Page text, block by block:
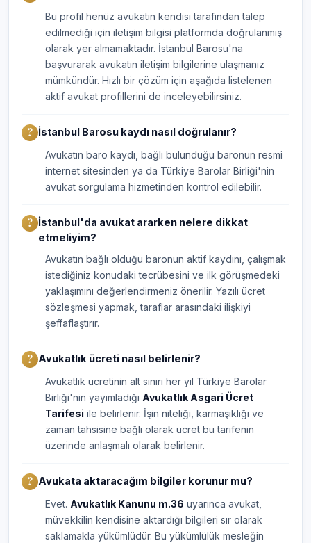
Bu profil henüz avukatın kendisi tarafından talep
edilmediği için iletişim bilgisi platformda doğrulanmış
olarak yer almamaktadır. İstanbul Barosu'na
başvurarak avukatın iletişim bilgilerine ulaşmanız
mümkündür. Hızlı bir çözüm için aşağıda listelenen
aktif avukat profillerini de inceleyebilirsiniz.
İstanbul Barosu kaydı nasıl doğrulanır?
Avukatın baro kaydı, bağlı bulunduğu baronun resmi
internet sitesinden ya da Türkiye Barolar Birliği'nin
avukat sorgulama hizmetinden kontrol edilebilir.
İstanbul'da avukat ararken nelere dikkat
etmeliyim?
Avukatın bağlı olduğu baronun aktif kaydını, çalışmak
istediğiniz konudaki tecrübesini ve ilk görüşmedeki
yaklaşımını değerlendirmeniz önerilir. Yazılı ücret
sözleşmesi yapmak, taraflar arasındaki ilişkiyi
şeffaflaştırır.
Avukatlık ücreti nasıl belirlenir?
Avukatlık ücretinin alt sınırı her yıl Türkiye Barolar
Birliği'nin yayımladığı Avukatlık Asgari Ücret
Tarifesi ile belirlenir. İşin niteliği, karmaşıklığı ve
zaman tahsisine bağlı olarak ücret bu tarifenin
üzerinde anlaşmalı olarak belirlenir.
Avukata aktaracağım bilgiler korunur mu?
Evet. Avukatlık Kanunu m.36 uyarınca avukat,
müvekkilin kendisine aktardığı bilgileri sır olarak
saklamakla yükümlüdür. Bu yükümlülük mesleğin